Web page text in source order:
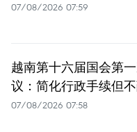
07/08/2026 07:59
越南第十六届国会第
议：简化行政手续但
07/08/2026 07:58